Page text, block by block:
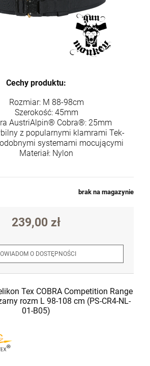
Cechy produktu:
Rozmiar: M 88-98cm
Szerokość: 45mm
AustriAlpin® Cobra®: 25mm
z popularnymi klamrami Tek-
systemami mocującymi
Materiał: Nylon
brak na magazynie
239,00 zł
O DOSTĘPNOŚCI
Tex COBRA Competition Range
rozm L 98-108 cm (PS-CR4-NL-
01-B05)